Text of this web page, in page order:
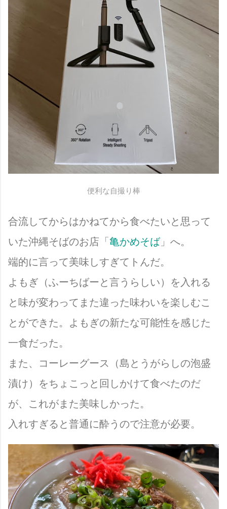
便利な自撮り棒
合流してからはかねてから食べたいと思って
いた沖縄そばのお店「亀かめそば」へ。
端的に言って美味しすぎてトんだ。
よもぎ（ふーちばーと言うらしい）を入れる
と味が変わってまた違った味わいを楽しむこ
とができた。よもぎの新たな可能性を感じた
一食だった。
また、コーレーグース（島とうがらしの泡盛
漬け）をちょこっと回しかけて食べたのだ
が、これがまた美味しかった。
入れすぎると普通に酔うので注意が必要。